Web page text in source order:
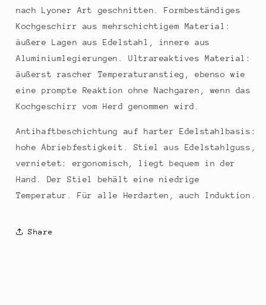
nach Lyoner Art geschnitten. Formbeständiges
Kochgeschirr aus mehrschichtigem Material:
äußere Lagen aus Edelstahl, innere aus
Aluminiumlegierungen. Ultrareaktives Material:
äußerst rascher Temperaturanstieg, ebenso wie
eine prompte Reaktion ohne Nachgaren, wenn das
Kochgeschirr vom Herd genommen wird.
Antihaftbeschichtung auf harter Edelstahlbasis:
hohe Abriebfestigkeit. Stiel aus Edelstahlguss,
vernietet: ergonomisch, liegt bequem in der
Hand. Der Stiel behält eine niedrige
Temperatur. Für alle Herdarten, auch Induktion.
Share